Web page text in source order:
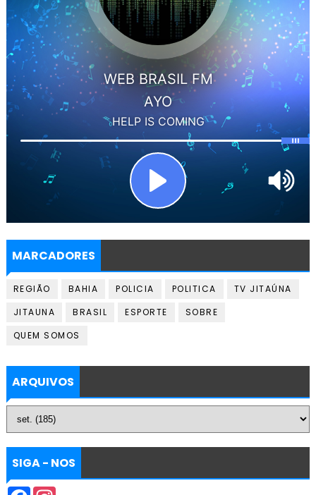
MARCADORES
REGIÃO BAHIA POLICIA POLITICA
TV JITAÚNA
JITAUNA
BRASIL ESPORTE
SOBRE
QUEM SOMOS
ARQUIVOS
SIGA - NOS
F
I